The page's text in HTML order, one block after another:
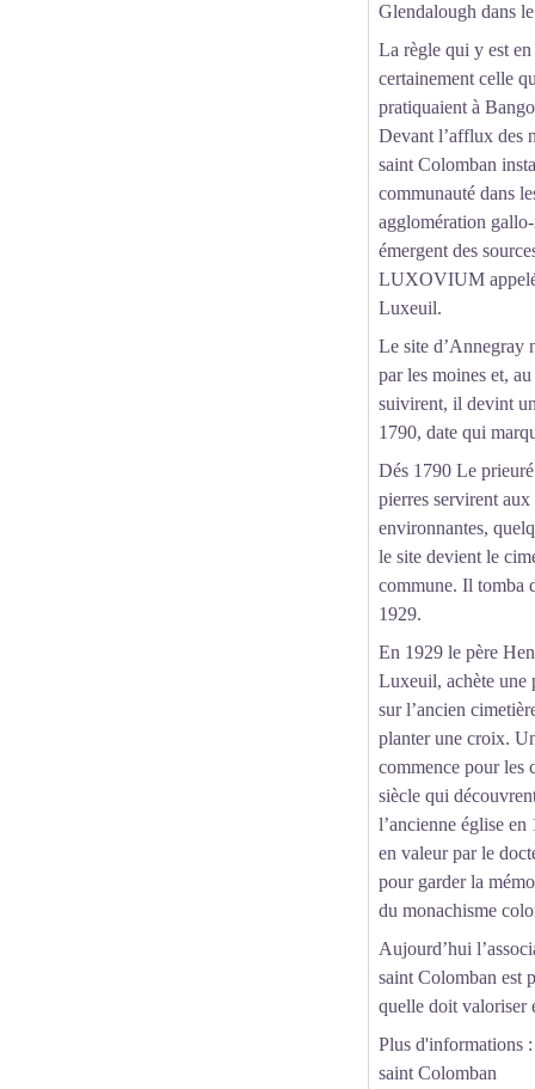
Glendalough dans
La règle qui y est
certainement celle
pratiquaient à
Devant l’afflux des
saint Colomban
communauté dans
agglomération
émergent des
LUXOVIUM
Luxeuil.
Le site d’Annegray
par les moines et,
suivirent, il devint
1790, date qui
Dés 1790 Le
pierres servirent
environnantes,
le site devient le
commune. Il tomba
1929.
En 1929 le père
Luxeuil, achète une
sur l’ancien
planter une croix.
commence pour les
siècle qui
l’ancienne église
en valeur par le
pour garder la
du monachisme
Aujourd’hui
saint Colomban est
quelle doit valoriser
Plus d'informations
saint Colomban